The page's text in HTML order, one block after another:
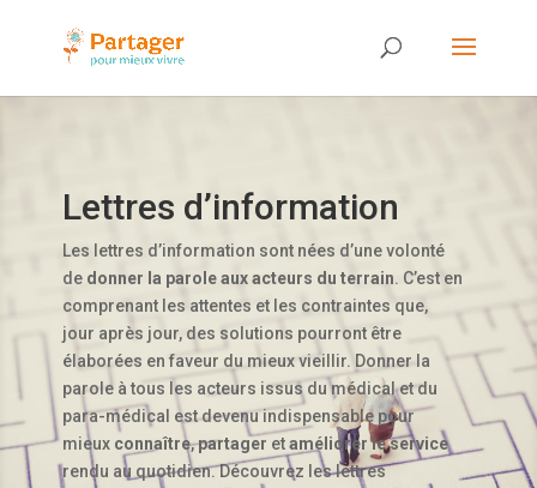
Lettres d’information
Les lettres d’information sont nées d’une volonté
de donner la parole aux acteurs du terrain. C’est en
comprenant les attentes et les contraintes que,
jour après jour, des solutions pourront être
élaborées en faveur du mieux vieillir. Donner la
parole à tous les acteurs issus du médical et du
para-médical est devenu indispensable pour
mieux connaître,partager etaméliorer le service
rendu au quotidien. Découvrez les lettres